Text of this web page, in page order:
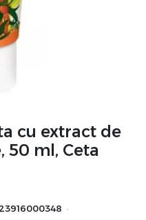
cu extract de
50 ml, Ceta
·